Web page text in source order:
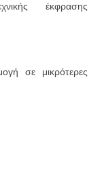
έκφρασης
σε μικρότερες